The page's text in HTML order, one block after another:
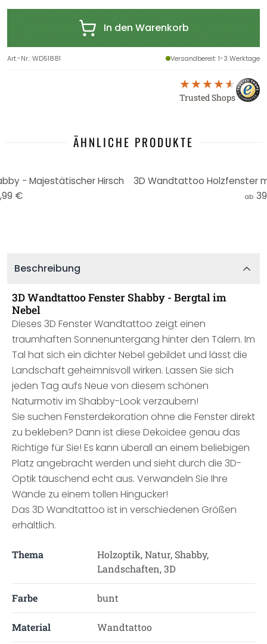
In den Warenkorb
Art.-Nr.:WD51881 Versandbereit: 1-3 Werktage
Trusted Shops
ÄHNLICHE PRODUKTE
- Majestätischer Hirsch
€
ab
Beschreibung
3D Wandtattoo Fenster Shabby - Bergtal im
Nebel
Dieses 3D Fenster Wandtattoo zeigt einen
traumhaften Sonnenuntergang hinter den Tälern. Im
Tal hat sich ein dichter Nebel gebildet und lässt die
Landschaft geheimnisvoll wirken. Lassen Sie sich
jeden Tag aufs Neue von diesem schönen
Naturmotiv im Shabby-Look verzaubern!
Sie suchen Fensterdekoration ohne die Fenster direkt
zu bekleben? Dann ist diese Dekoidee genau das
Richtige für Sie! Es kann überall an einem beliebigen
Platz angebracht werden und sieht durch die 3D-
Optik täuschend echt aus. Verwandeln Sie Ihre
Wände zu einem tollen Hingucker!
Das 3D Wandtattoo ist in verschiedenen Größen
erhältlich.
Thema
Holzoptik, Natur, Shabby,
Landschaften, 3D
Farbe bunt
Material Wandtattoo